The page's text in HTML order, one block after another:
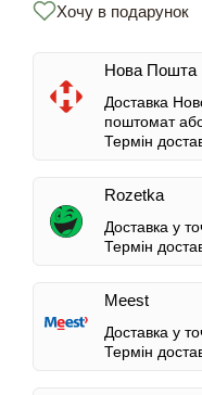
Хочу в подарунок
Нова Пошта
Доставка
поштомат
Термін
Rozetka
Доставка у
Термін
Meest
Доставка у
Термін